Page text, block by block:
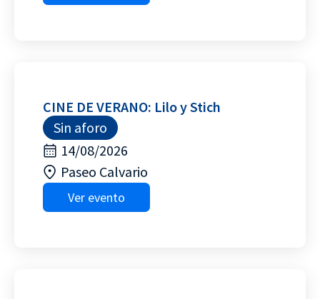
CINE DE VERANO: Lilo y Stich
Sin aforo
14/08/2026
Paseo Calvario
Ver evento